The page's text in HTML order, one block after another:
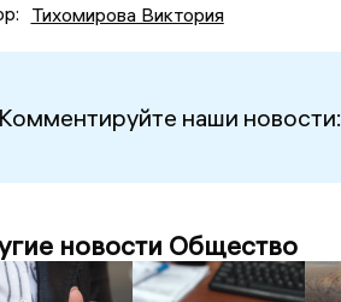
Тихомирова Виктория
Комментируйте наши новости:
новости Общество